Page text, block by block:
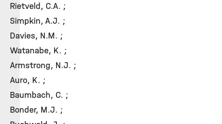
Rietveld, C.A. ;
Simpkin, A.J. ;
Davies, N.M. ;
Watanabe, K. ;
Armstrong, N.J. ;
Auro, K. ;
Baumbach, C. ;
Bonder, M.J. ;